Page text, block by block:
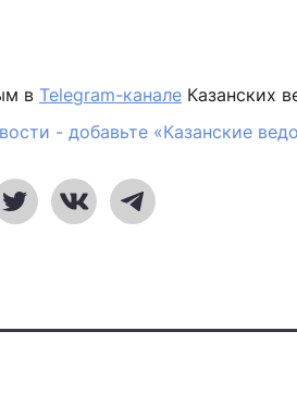
в Telegram-канале Казанских
- добавьте «Казанские